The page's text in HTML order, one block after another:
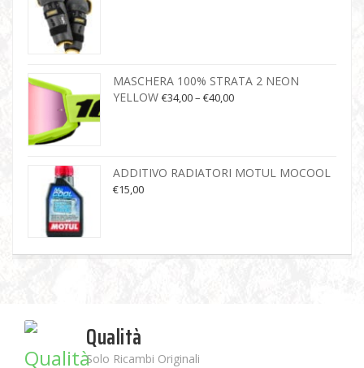
MASCHERA 100% STRATA 2 NEON
YELLOW €34,00– €40,00
ADDITIVO RADIATORI MOTUL MOCOOL
€15,00
Qualità
Solo Ricambi Originali